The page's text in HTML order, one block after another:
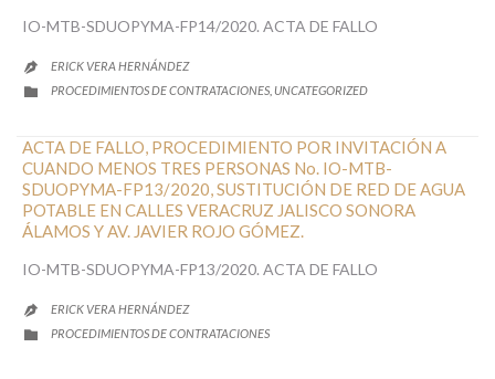
IO-MTB-SDUOPYMA-FP14/2020. ACTA DE FALLO

ERICK VERA HERNÁNDEZ

CATEGORY
PROCEDIMIENTOS DE CONTRATACIONES UNCATEGORIZED
ACTA DE FALLO, PROCEDIMIENTO POR INVITACIÓN A
CUANDO MENOS TRES PERSONAS No. IO-MTB-
SDUOPYMA-FP13/2020, SUSTITUCIÓN DE RED DE AGUA
POTABLE EN CALLES VERACRUZ JALISCO SONORA
ÁLAMOS Y AV. JAVIER ROJO GÓMEZ.
IO-MTB-SDUOPYMA-FP13/2020. ACTA DE FALLO

ERICK VERA HERNÁNDEZ

CATEGORY
PROCEDIMIENTOS DE CONTRATACIONES